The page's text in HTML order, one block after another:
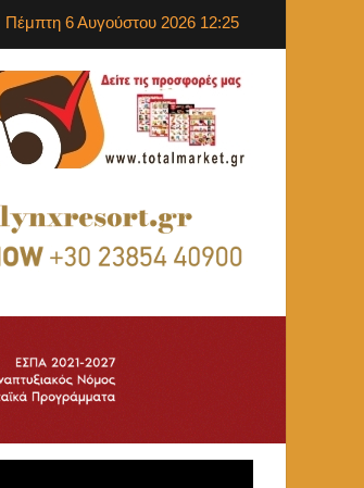
Πέμπτη 6 Αυγούστου 2026 12:25